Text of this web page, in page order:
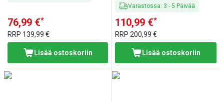
76,99 €*
RRP 139,99 €
Lisää ostoskoriin
Varastossa: 3 -5 Päivää
110,99 €*
RRP200,99 €
Lisää ostoskoriin